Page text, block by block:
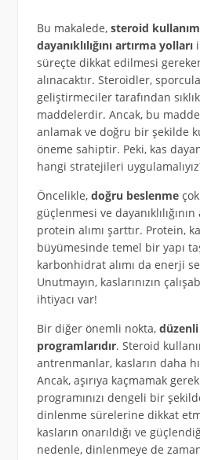
Bu makalede, steroid
dayanıklılığını artırma yolları
süreçte dikkat edilmesi
alınacaktır. Steroidler,
geliştirmeciler tarafından
maddelerdir. Ancak, bu
anlamak ve doğru bir şekilde
öneme sahiptir. Peki, kas
hangi stratejileri
Öncelikle, doğru beslenmeçok
güçlenmesi ve
protein alımı şarttır. Protein,
büyümesinde temel bir yapı
karbonhidrat alımı da enerji
Unutmayın, kaslarınızın
ihtiyacı var!
Bir diğer önemli nokta,
programlarıdır. Steroid
antrenmanlar, kasların daha
Ancak, aşırıya kaçmamak
programınızı dengeli bir
dinlenme sürelerine dikkat
kasların onarıldığı ve
nedenle, dinlenmeye de zaman